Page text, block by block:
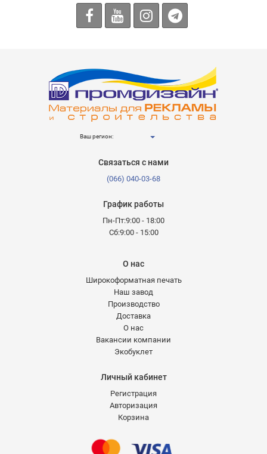
Ваш регион:
Связаться с нами
(066) 040-03-68
График работы
Пн-Пт:9:00 - 18:00
Сб:9:00 - 15:00
О нас
Широкоформатная печать
Наш завод
Производство
Доставка
О нас
Вакансии компании
Экобуклет
Личный кабинет
Регистрация
Авторизация
Корзина